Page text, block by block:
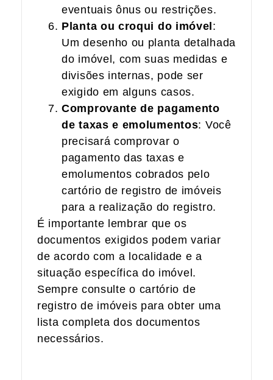
eventuais ônus ou restrições.
Planta ou croqui do imóvel:
Um desenho ou planta detalhada
do imóvel, com suas medidas e
divisões internas, pode ser
exigido em alguns casos.
Comprovante de pagamento
de taxas e emolumentos: Você
precisará comprovar o
pagamento das taxas e
emolumentos cobrados pelo
cartório de registro de imóveis
para a realização do registro.
É importante lembrar que os
documentos exigidos podem variar
de acordo com a localidade e a
situação específica do imóvel.
Sempre consulte o cartório de
registro de imóveis para obter uma
lista completa dos documentos
necessários.